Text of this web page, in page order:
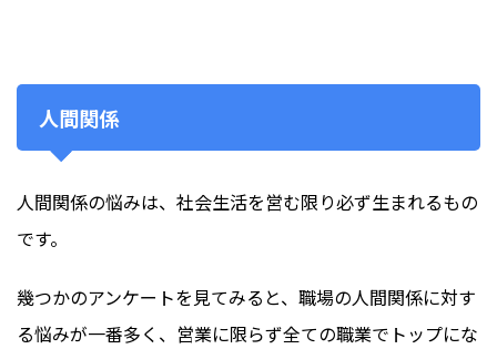
人間関係
人間関係の悩みは、社会生活を営む限り必ず生まれるもの
です。
幾つかのアンケートを見てみると、職場の人間関係に対す
る悩みが一番多く、営業に限らず全ての職業でトップにな